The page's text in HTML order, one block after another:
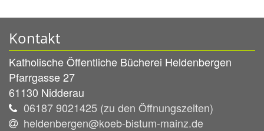
Kontakt
Katholische Öffentliche Bücherei Heldenbergen
Pfarrgasse 27
61130 Nidderau
06187 9021425 (zu den Öffnungszeiten)
heldenbergen@koeb-bistum-mainz.de